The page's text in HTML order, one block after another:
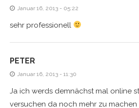
Januar 16, 2013 - 05:22
sehr professionell
PETER
Januar 16, 2013 - 11:30
Ja ich werds demnächst mal online
versuchen da noch mehr zu